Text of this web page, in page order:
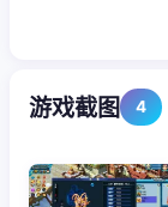
游戏截图 4